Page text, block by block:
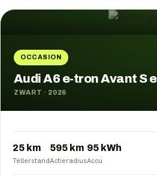
OCCASION
Audi A6 e-tron Avant S
ZWART · 2026
25 km
Tellerstand
595 km
Actieradius
95 kWh
Accu